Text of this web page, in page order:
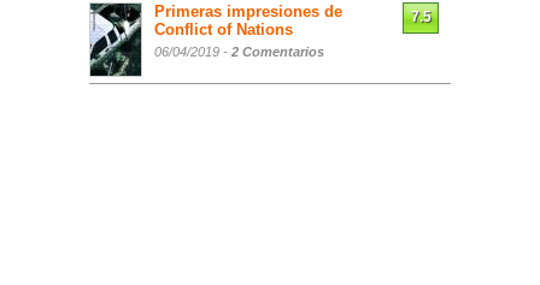
Primeras impresiones de
Conflict of Nations
06/04/2019 - 2 Comentarios
7.5